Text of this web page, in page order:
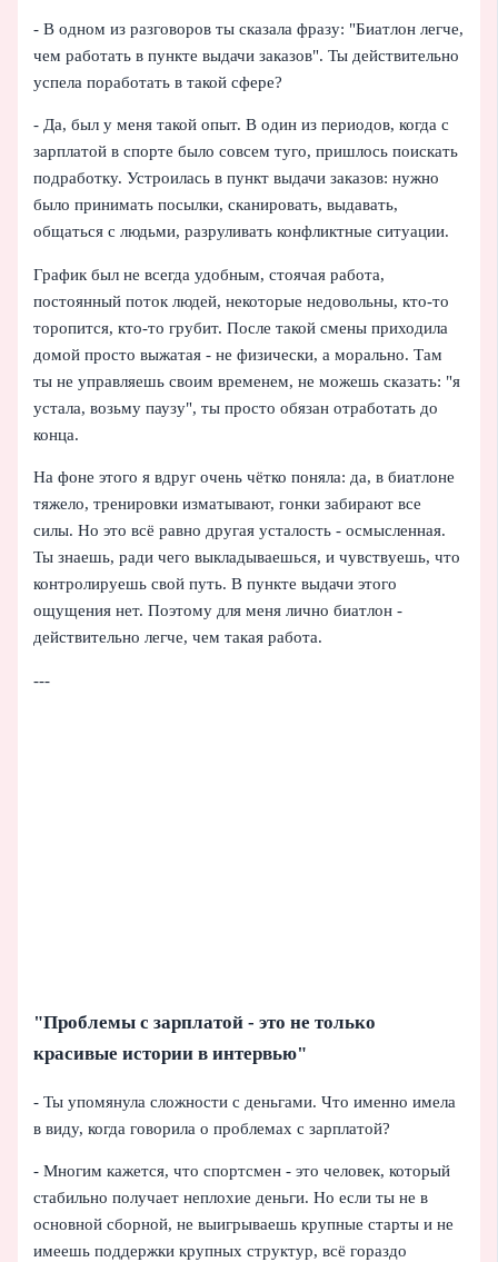
- В одном из разговоров ты сказала фразу: "Биатлон легче,
чем работать в пункте выдачи заказов". Ты действительно
успела поработать в такой сфере?
- Да, был у меня такой опыт. В один из периодов, когда с
зарплатой в спорте было совсем туго, пришлось поискать
подработку. Устроилась в пункт выдачи заказов: нужно
было принимать посылки, сканировать, выдавать,
общаться с людьми, разруливать конфликтные ситуации.
График был не всегда удобным, стоячая работа,
постоянный поток людей, некоторые недовольны, кто‑то
торопится, кто‑то грубит. После такой смены приходила
домой просто выжатая - не физически, а морально. Там
ты не управляешь своим временем, не можешь сказать: "я
устала, возьму паузу", ты просто обязан отработать до
конца.
На фоне этого я вдруг очень чётко поняла: да, в биатлоне
тяжело, тренировки изматывают, гонки забирают все
силы. Но это всё равно другая усталость - осмысленная.
Ты знаешь, ради чего выкладываешься, и чувствуешь, что
контролируешь свой путь. В пункте выдачи этого
ощущения нет. Поэтому для меня лично биатлон -
действительно легче, чем такая работа.
---
"Проблемы с зарплатой - это не только
красивые истории в интервью"
- Ты упомянула сложности с деньгами. Что именно имела
в виду, когда говорила о проблемах с зарплатой?
- Многим кажется, что спортсмен - это человек, который
стабильно получает неплохие деньги. Но если ты не в
основной сборной, не выигрываешь крупные старты и не
имеешь поддержки крупных структур, всё гораздо